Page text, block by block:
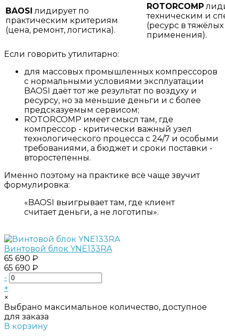
BAOSI лидирует по
практическим критериям
(цена, ремонт, логистика).
ROTORCOMP
техническим и
(ресурс в
применения).
Если говорить утилитарно:
для массовых промышленных компрессоров
с нормальными условиями эксплуатации
BAOSI даёт тот же результат по воздуху и
ресурсу, но за меньшие деньги и с более
предсказуемым сервисом;
ROTORCOMP имеет смысл там, где
компрессор - критически важный узел
технологического процесса с 24/7 и особыми
требованиями, а бюджет и сроки поставки -
второстепенны.
Именно поэтому на практике всё чаще звучит
формулировка:
«BAOSI выигрывает там, где клиент
считает деньги, а не логотипы».
Винтовой блок YNE133RA
65 690 ₽
65 690 ₽
-
+
×
Выбрано максимальное количество, доступное
для заказа
В корзину